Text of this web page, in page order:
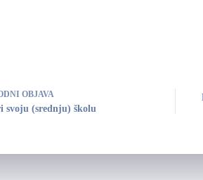
OBJAVA
svoju (srednju) školu